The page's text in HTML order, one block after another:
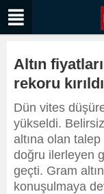
Altın
rekoru
Dün vites
yükseldi.
altına olan
doğru ilerleyen
geçti. Gram
konuşulmaya